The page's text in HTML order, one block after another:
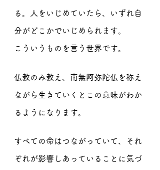
る。人をいじめていたら、いずれ自
分がどこかでいじめられます。
こういうものを言う世界です。
仏教のみ教え、南無阿弥陀仏を称え
ながら生きていくとこの意味がわか
るようになります。
すべての命はつながっていて、それ
ぞれが影響しあっていることに気づ